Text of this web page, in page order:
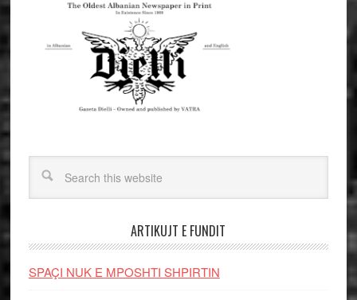
ARTIKUJT E FUNDIT
SPAÇI NUK E MPOSHTI SHPIRTIN